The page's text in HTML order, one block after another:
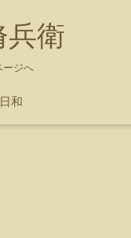
衛
ージへ
和